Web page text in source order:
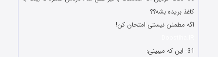
کاغذ بریده بشه؟؟
اگه مطمئن نیستی امتحان کن!
31- این که میبینی: